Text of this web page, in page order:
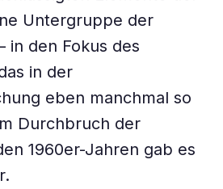
Untergruppe der
in den Fokus des
in der
eben manchmal so
Durchbruch der
1960er-Jahren gab es